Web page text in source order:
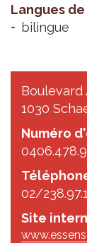
Langues
bilingue
Boulevard
1030
Numéro
02/
Site